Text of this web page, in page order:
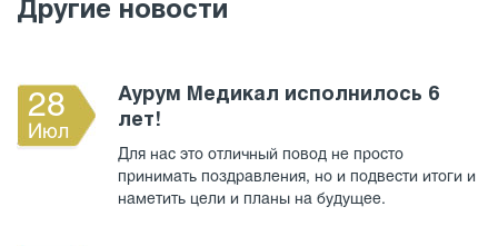
Другие новости
28
Июл
Аурум Медикал исполнилось 6
лет!
Для нас это отличный повод не просто
принимать поздравления, но и подвести итоги и
наметить цели и планы на будущее.